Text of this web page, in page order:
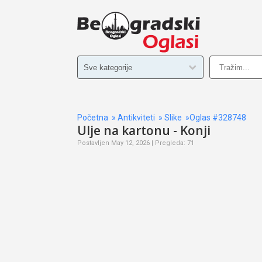
Početna » Antikviteti » Slike »Oglas #328748
Ulje na kartonu - Konji
Postavljen May 12, 2026 | Pregleda: 71